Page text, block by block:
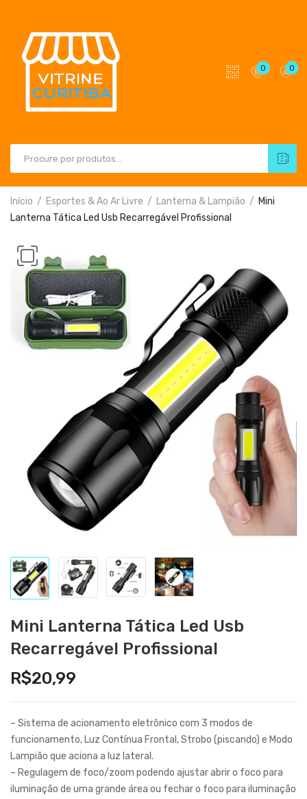
0 0
Início Esportes & Ao Ar Livre Lanterna & Lampião
Mini
Lanterna Tática Led Usb Recarregável Profissional
Mini Lanterna Tática Led Usb
Recarregável Profissional
R$20,99
– Sistema de acionamento eletrônico com 3 modos de
funcionamento, Luz Contínua Frontal, Strobo (piscando) e Modo
Lampião que aciona a luz lateral.
– Regulagem de foco/zoom podendo ajustar abrir o foco para
iluminação de uma grande área ou fechar o foco para iluminação